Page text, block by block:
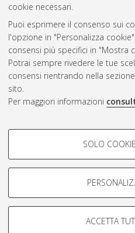
cookie necessari.
Puoi esprimere il consenso sui
l'opzione in "Personalizza
consensi più specifici in "Mostra
Potrai sempre rivedere le tue
consensi rientrando nella
sito.
Per maggiori informazioni
COOKIE DI
Si tratta di cookie utilizzati per
navigazione degli utenti, creare
Mostra cookie di profilazione
SOLO
ACCETTA
Atom
Rss 1.0
Rss 2.0
AMS Laurea
Impostazioni Cookie
Informativa sulla privacy
Condizioni d’uso del sito